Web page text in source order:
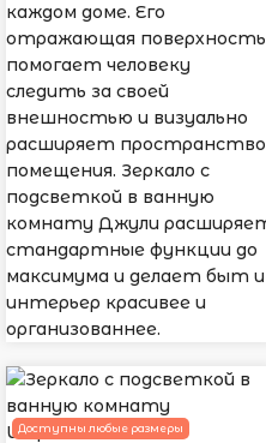
каждом доме. Его
отражающая поверхность
помогает человеку
следить за своей
внешностью и визуально
расширяет пространство
помещения. Зеркало с
подсветкой в ванную
комнату Джули
стандартные функции до
максимума и делает быт и
интерьер красивее и
организованнее.
Доступны любые размеры